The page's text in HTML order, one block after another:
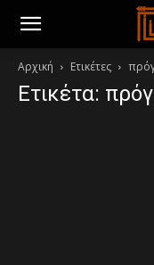
Αρχική Ετικέτες
Ετικέτα: